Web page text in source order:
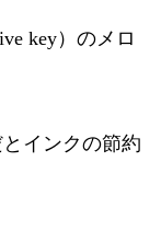
key）のメロ
インクの節約